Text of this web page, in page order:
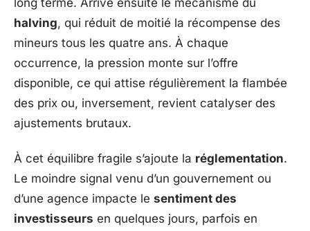
halving, qui réduit de moitié la récompense des
mineurs tous les quatre ans. À chaque
occurrence, la pression monte sur l’offre
disponible, ce qui attise régulièrement la flambée
des prix ou, inversement, revient catalyser des
ajustements brutaux.
À cet équilibre fragile s’ajoute la réglementation.
Le moindre signal venu d’un gouvernement ou
d’une agence impacte le sentiment des
investisseurs en quelques jours, parfois en